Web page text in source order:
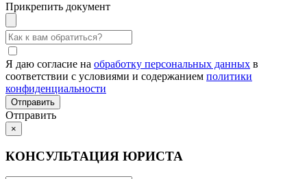
Прикрепить документ
Я даю согласие на обработку персональных данных в
соответствии с условиями и содержанием политики
конфиденциальности
Отправить
×
КОНСУЛЬТАЦИЯ ЮРИСТА